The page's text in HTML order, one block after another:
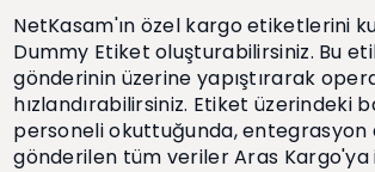
NetKasam'ın özel kargo etiketlerini
Dummy Etiket oluşturabilirsiniz. Bu
gönderinin üzerine yapıştırarak
hızlandırabilirsiniz. Etiket üzerindeki
personeli okuttuğunda, entegrasyon
gönderilen tüm veriler Aras Kargo'ya